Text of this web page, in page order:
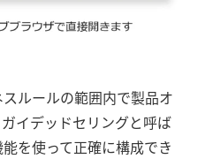
スルールの範囲内で製品オ
イデッドセリングと呼ば
を使って正確に構成でき